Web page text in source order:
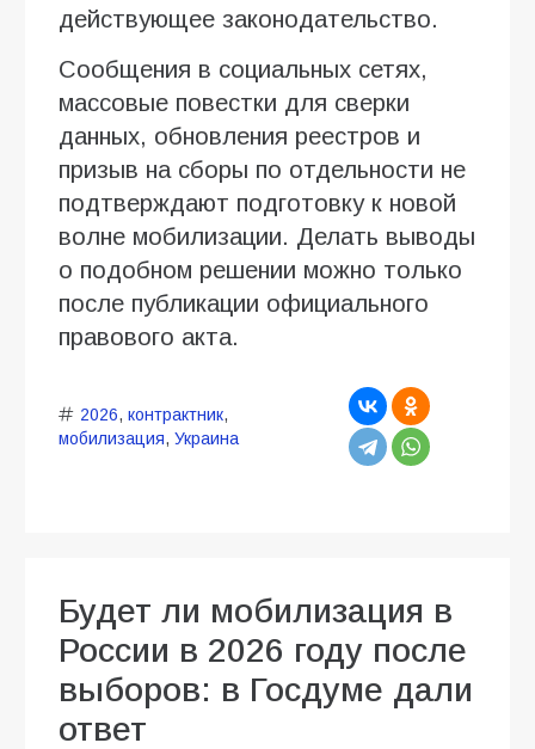
действующее законодательство.
Сообщения в социальных сетях,
массовые повестки для сверки
данных, обновления реестров и
призыв на сборы по отдельности не
подтверждают подготовку к новой
волне мобилизации. Делать выводы
о подобном решении можно только
после публикации официального
правового акта.
2026, контрактник,
мобилизация, Украина
Будет ли мобилизация в
России в 2026 году после
выборов: в Госдуме дали
ответ